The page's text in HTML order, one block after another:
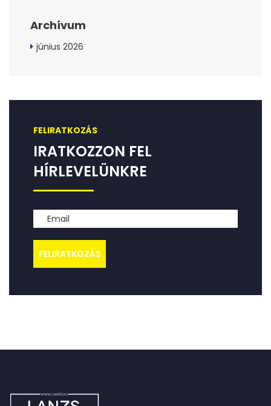
Archívum
június 2026
FELIRATKOZÁS
IRATKOZZON FEL
HÍRLEVELÜNKRE